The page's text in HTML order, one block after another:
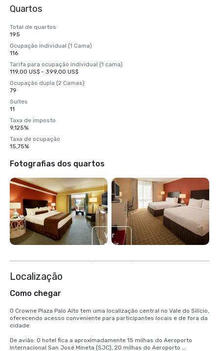
Quartos
Total de quartos
195
Ocupação individual (1 Cama)
116
Tarifa para ocupação individual (1 cama)
119,00 US$ - 399,00 US$
Ocupação dupla (2 Camas)
79
Suítes
11
Taxa de imposto
9,125%
Taxa de ocupação
15,75%
Fotografias dos quartos
Ver
mais
Localização
Como chegar
O Crowne Plaza Palo Alto tem uma localização central no Vale do Silício,
oferecendo acesso conveniente para participantes locais e de fora da
cidade.
De avião: O hotel fica a aproximadamente 15 milhas do Aeroporto
Internacional San José Mineta (SJC), 20 milhas do Aeroporto